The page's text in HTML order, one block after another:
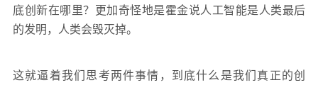
底创新在哪里？更加奇怪地是霍金说人工智能是人类最后
的发明，人类会毁灭掉。
这就逼着我们思考两件事情，到底什么是我们真正的创